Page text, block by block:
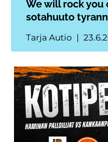
We will rock you
sotahuuto
Tarja Autio